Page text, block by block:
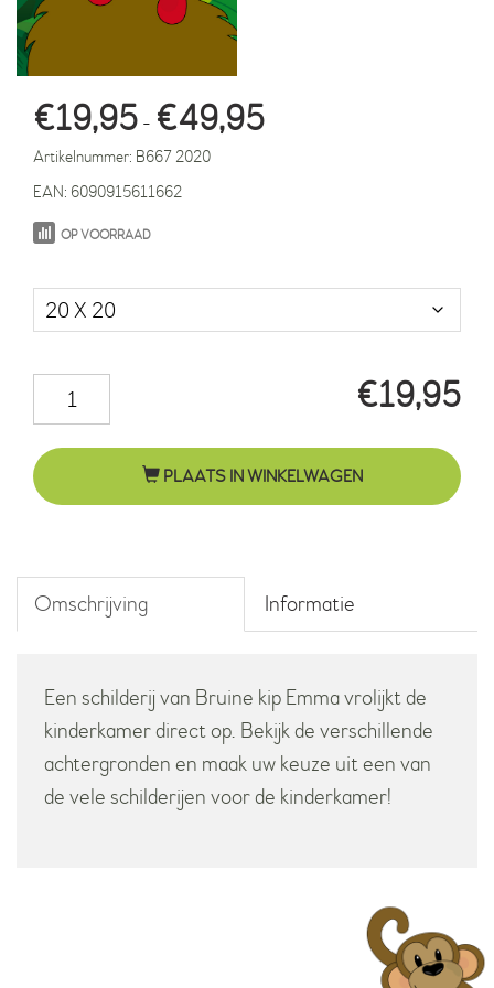
€19,95 - €49,95
Artikelnummer: B667 2020
EAN: 6090915611662
OP VOORRAAD
€19,95
kip
Emma
jungle PLAATS IN WINKELWAGEN
Omschrijving Informatie
Een schilderij van Bruine kip Emma vrolijkt de
kinderkamer direct op. Bekijk de verschillende
achtergronden en maak uw keuze uit een van
de vele schilderijen voor de kinderkamer!